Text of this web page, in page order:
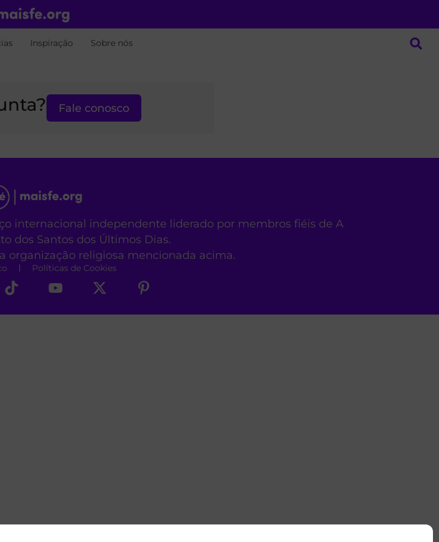
Inspiração Sobre nós
Fale conosco
internacional independente liderado por membros fiéis de A
dos Santos dos Últimos Dias.
organização religiosa mencionada acima.
Políticas de Cookies